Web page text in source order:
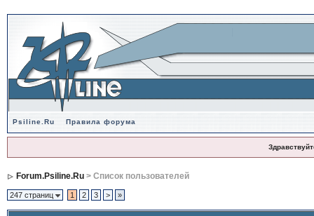
Psiline.Ru Правила форума
Forum.Psiline.Ru> Список пользователей
247 страниц 1 2 3 > »